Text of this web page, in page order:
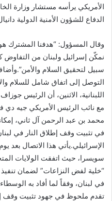
الأمريكي يرأسه مستشار وزارة
الدفاع للشؤون الأمنية الدولية
وقال المسؤول: “هدفنا المشترك هو
نمكّن إسرائيل ولبنان من التفاوض
سبيل لتحقيق السلام
التوصل إلى اتفاق شامل للسلام
اللبنانية، الاثنين، أن الرئيس
مع نائب الرئيس الأمريكي جيه دي
محمد بن عبد الرحمن آل ثاني،
في تثبيت وقف إطلاق النار في
الإسرائيلي.يأتي هذا الاتصال بعد
سويسرا، حيث اتفقت الولايات
“خلية لفض النزاعات” لضمان تنفيذ
في لبنان، وفقاً لما أفاد به
تقدم ملحوظ في جهود تثبيت وقف